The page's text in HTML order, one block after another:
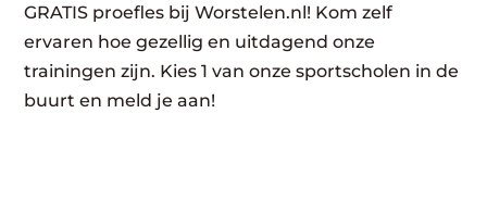
GRATIS proefles bij Worstelen.nl! Kom zelf
ervaren hoe gezellig en uitdagend onze
trainingen zijn. Kies 1 van onze sportscholen in de
buurt en meld je aan!